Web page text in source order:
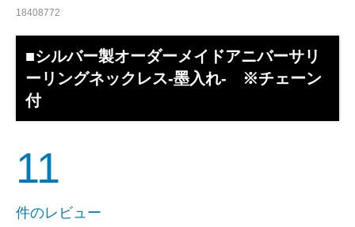
18408772
■シルバー製オーダーメイドアニバーサリ
ーリングネックレス-墨入れ- ※チェーン
付
11
件のレビュー